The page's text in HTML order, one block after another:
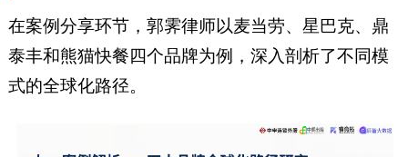
在案例分享环节，郭霁律师以麦当劳、星巴克、鼎
泰丰和熊猫快餐四个品牌为例，深入剖析了不同模
式的全球化路径。